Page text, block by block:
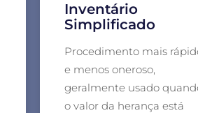
Inventário
Simplificado
Procedimento mais
e menos oneroso,
geralmente usado
o valor da herança está